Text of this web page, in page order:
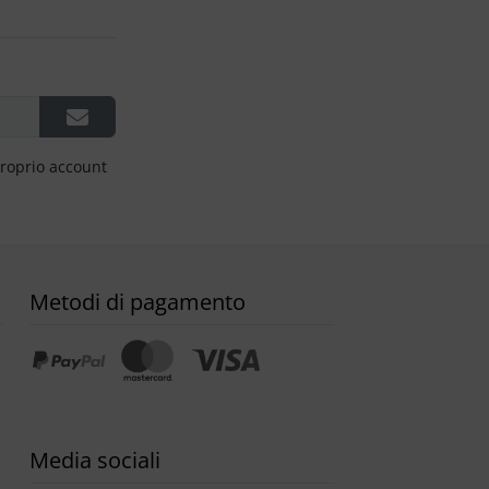
account
Metodi di pagamento
Media sociali